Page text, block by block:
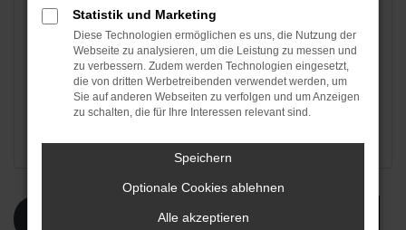
4.000 €
Seit dem 19.05.2026 können Anträge für förderfähige
Elektro- und Plug-in-Hybridfahrzeuge gestellt werden.
Die Berechnung ist eine unverbindliche Schätzung. Es
gelten die jeweils aktuellen Förderbedingungen.
VW Nfz
Statistik und Marketing
Diese Technologien ermöglichen es uns, die Nutzung der
Webseite zu analysieren, um die Leistung zu messen und
zu verbessern. Zudem werden Technologien eingesetzt,
die von dritten Werbetreibenden verwendet werden, um
Sie auf anderen Webseiten zu verfolgen und um Anzeigen
zu schalten, die für Ihre Interessen relevant sind.
Speichern
Optionale Cookies ablehnen
Alle akzeptieren